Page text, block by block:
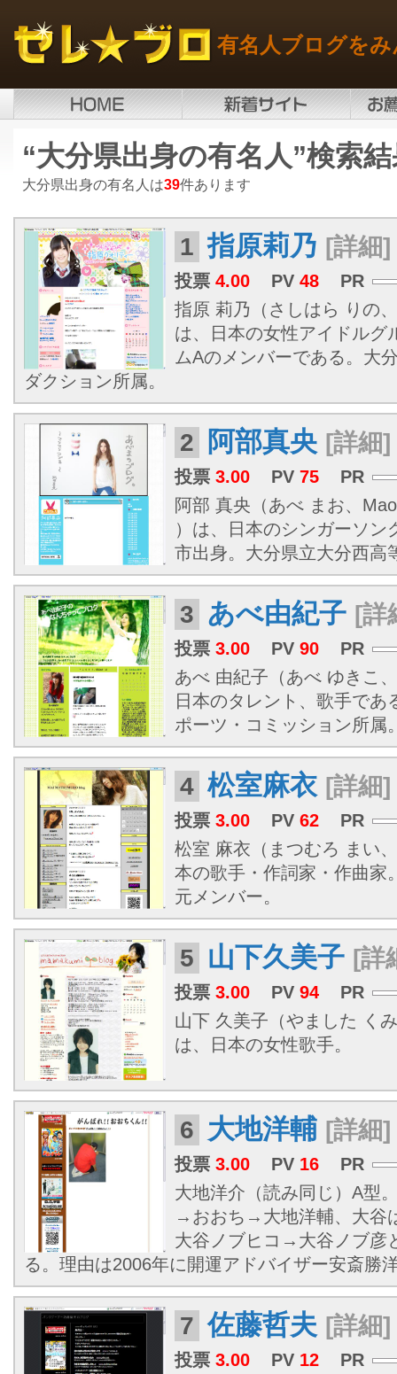
有名人ブログを
“大分県出身の有名人”検索
大分県出身の有名人は39件あります
1 指原莉乃 [詳細]
投票 4.00 PV 48
PR
指原 莉乃（さしはら りの
は、日本の女性アイドルグ
ムAのメンバーである。 大
ダクション所属。
2 阿部真央 [詳細]
投票 3.00 PV 75
PR
阿部 真央（あべ まお、
）は、日本のシンガーソン
市出身。 大分県立大分西高
3 あべ由紀子 [詳
投票 3.00 PV 90
PR
あべ 由紀子（あべ ゆきこ
日本のタレント、歌手であ
ポーツ・コミッション所属
4 松室麻衣 [詳細]
投票 3.00 PV 62
PR
松室 麻衣（まつむろ まい
本の歌手・作詞家・作曲家
元メンバー。
5 山下久美子 [詳
投票 3.00 PV 94
PR
山下 久美子（やました く
は、日本の女性歌手。
6 大地洋輔 [詳細]
投票 3.00 PV 16
PR
大地洋介（読み同じ）A型
→おおち→大地洋輔、大
大谷ノブヒコ→大谷ノブ彦
る。理由は2006年に開運アドバイザー安斎勝
7 佐藤哲夫 [詳細]
投票 3.00 PV 12
PR